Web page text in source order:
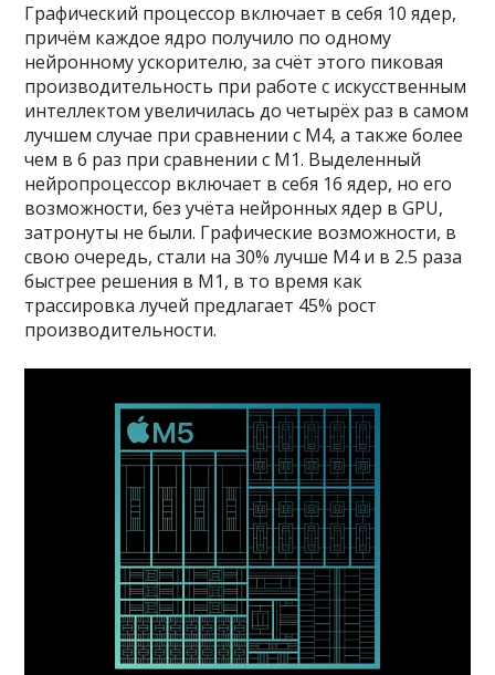
Графический процессор включает в себя 10 ядер,
причём каждое ядро получило по одному
нейронному ускорителю, за счёт этого пиковая
производительность при работе с искусственным
интеллектом увеличилась до четырёх раз в самом
лучшем случае при сравнении с M4, а также более
чем в 6 раз при сравнении с M1. Выделенный
нейропроцессор включает в себя 16 ядер, но его
возможности, без учёта нейронных ядер в GPU,
затронуты не были. Графические возможности, в
свою очередь, стали на 30% лучше M4 и в 2.5 раза
быстрее решения в M1, в то время как
трассировка лучей предлагает 45% рост
производительности.